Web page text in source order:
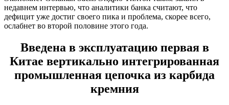
недавнем интервью, что аналитики банка считают, что
дефицит уже достиг своего пика и проблема, скорее всего,
ослабнет во второй половине этого года.
Введена в эксплуатацию первая в
Китае вертикально интегрированная
промышленная цепочка из карбида
кремния